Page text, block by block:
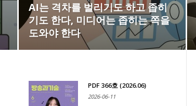
AI는 격차를 벌리기도 하고 좁히
기도 한다, 미디어는 좁히는 쪽을
도와야 한다
PDF 366호 (2026.06)
2026-06-11